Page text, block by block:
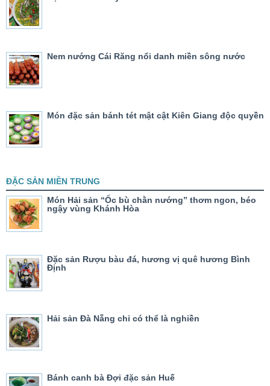
Nem nướng Cái Răng nổi danh miền sông nước
Món đặc sản bánh tét mật cật Kiên Giang độc quyền
ĐẶC SẢN MIỀN TRUNG
Món Hải sản “Ốc bù chằn nướng” thơm ngon, béo
ngậy vùng Khánh Hòa
Đặc sản Rượu bàu đá, hương vị quê hương Bình
Định
Hải sản Đà Nẵng chỉ có thể là nghiền
Bánh canh bà Đợi đặc sản Huế